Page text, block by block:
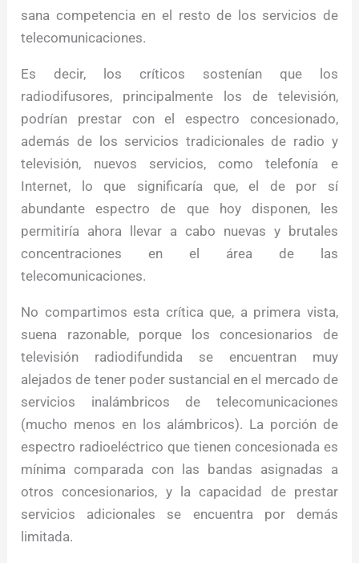
sana competencia en el resto de los servicios de
telecomunicaciones.
Es decir, los críticos sostenían que los
radiodifusores, principalmente los de televisión,
podrían prestar con el espectro concesionado,
además de los servicios tradicionales de radio y
televisión, nuevos servicios, como telefonía e
Internet, lo que significaría que, el de por sí
abundante espectro de que hoy disponen, les
permitiría ahora llevar a cabo nuevas y brutales
concentraciones en el área de las
telecomunicaciones.
No compartimos esta crítica que, a primera vista,
suena razonable, porque los concesionarios de
televisión radiodifundida se encuentran muy
alejados de tener poder sustancial en el mercado de
servicios inalámbricos de telecomunicaciones
(mucho menos en los alámbricos). La porción de
espectro radioeléctrico que tienen concesionada es
mínima comparada con las bandas asignadas a
otros concesionarios, y la capacidad de prestar
servicios adicionales se encuentra por demás
limitada.